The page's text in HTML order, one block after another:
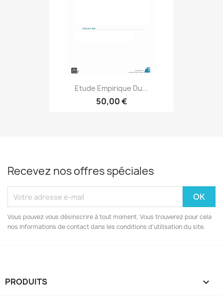
Etude Empirique Du...
50,00 €
Recevez nos offres spéciales
Vous pouvez vous désinscrire à tout moment. Vous trouverez pour cela
nos informations de contact dans les conditions d'utilisation du site.
PRODUITS 